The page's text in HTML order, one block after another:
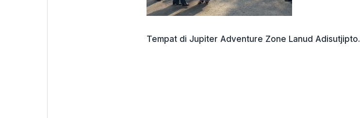
Tempat di Jupiter Adventure Zone Lanud Adisutjipto.